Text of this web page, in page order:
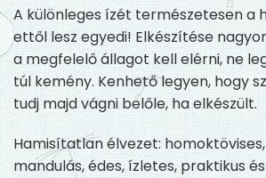
A különleges ízét természetesen a
ettől lesz egyedi! Elkészítése
a megfelelő állagot kell elérni, ne
túl kemény. Kenhető legyen, hogy
tudj majd vágni belőle, ha elkészült.
Hamisítatlan élvezet:
mandulás, édes, ízletes, praktikus